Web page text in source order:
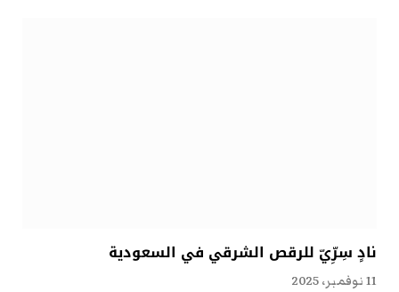
نادٍ سِرِّيّ للرقص الشرقي في السعودية
11 نوفمبر، 2025